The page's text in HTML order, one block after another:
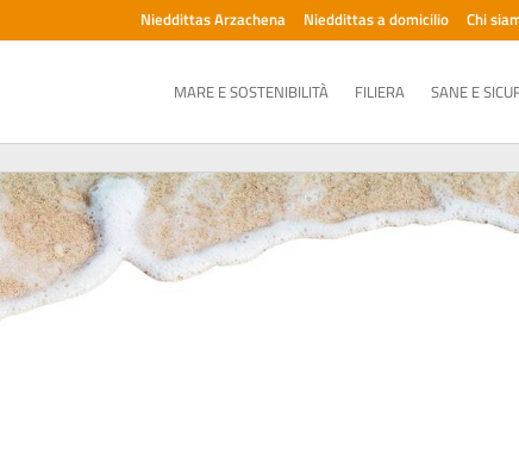
Nieddittas Arzachena Nieddittas a domicilio Chi
MARE E SOSTENIBILITÀ FILIERA SANE E